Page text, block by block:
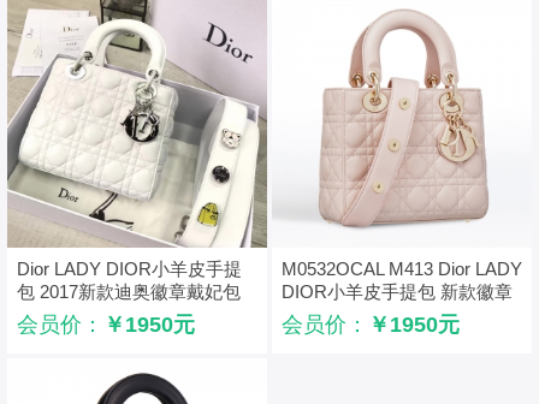
Dior LADY DIOR小羊皮手提
包 2017新款迪奥徽章戴妃包
白色
会员价： ￥1950元
M0532OCAL M413 Dior LADY
DIOR小羊皮手提包 新款徽章
戴妃包 浅粉
会员价： ￥1950元